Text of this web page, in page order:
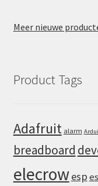
Meer nieuwe
Product Tags
Adafruit alarm
breadboard
elecrowesp